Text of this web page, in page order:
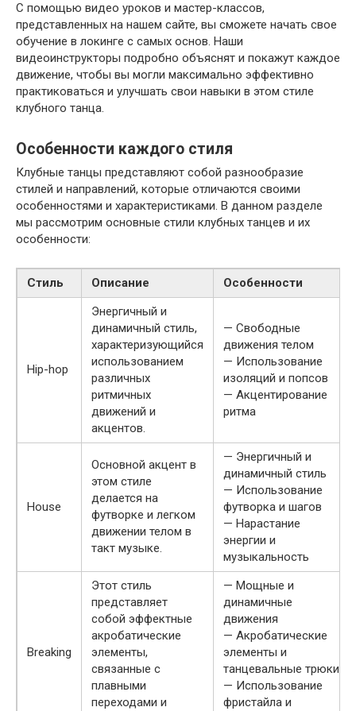
С помощью видео уроков и мастер-классов,
представленных на нашем сайте, вы сможете начать свое
обучение в локинге с самых основ. Наши
видеоинструкторы подробно объяснят и покажут каждое
движение, чтобы вы могли максимально эффективно
практиковаться и улучшать свои навыки в этом стиле
клубного танца.
Особенности каждого стиля
Клубные танцы представляют собой разнообразие
стилей и направлений, которые отличаются своими
особенностями и характеристиками. В данном разделе
мы рассмотрим основные стили клубных танцев и их
особенности:
Стиль Описание Особенности
Hip-hop
Энергичный и
динамичный стиль,
характеризующийся
использованием
различных
ритмичных
движений и
акцентов.
— Свободные
движения телом
— Использование
изоляций и попсов
— Акцентирование
ритма
House
Основной акцент в
этом стиле
делается на
футворке и легком
движении телом в
такт музыке.
— Энергичный и
динамичный стиль
— Использование
футворка и шагов
— Нарастание
энергии и
музыкальность
Breaking
Этот стиль
представляет
собой эффектные
акробатические
элементы,
связанные с
плавными
переходами и
— Мощные и
динамичные
движения
— Акробатические
элементы и
танцевальные трюки
— Использование
фристайла и